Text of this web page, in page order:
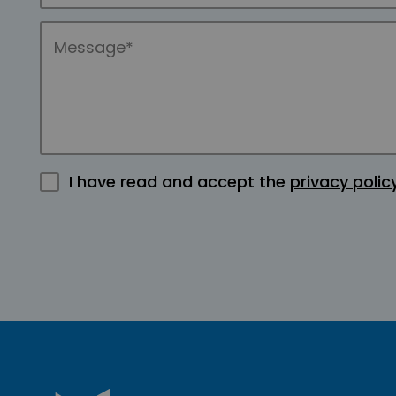
I have read and accept the privacy